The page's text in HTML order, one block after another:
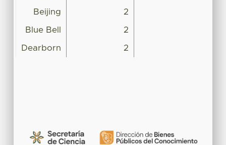
Beijing 2
Blue Bell 2
Dearborn 2